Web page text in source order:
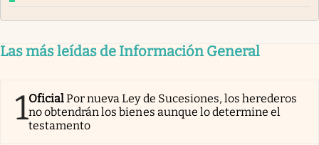
Las más leídas de Información General
1OficialPor nueva Ley de Sucesiones, los herederos
no obtendrán los bienes aunque lo determine el
testamento